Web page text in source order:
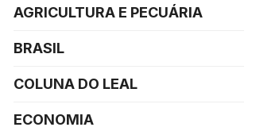
AGRICULTURA E PECUÁRIA
BRASIL
COLUNA DO LEAL
ECONOMIA